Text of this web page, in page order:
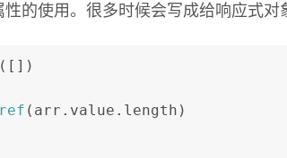
的使用。很多时候会写成给响应式对
([])
ref (arr. value . length )